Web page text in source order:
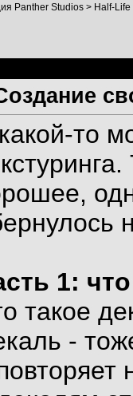
Panther Studios > Half-Life
то
1:
такое
-